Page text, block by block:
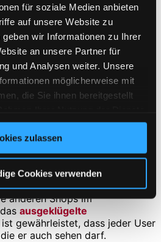
für soziale Medien anbieten
auf unsere Website zu
wir Informationen zu Ihrer
an unsere Partner für
und Analysen weiter. Unsere
möglicherweise mit
die Sie ihnen bereitgestellt
Einwilligung zu unseren
Webseite weiterhin nutzen.
zulassen
Cookies verwenden
werden muss.
an die Logistikwurde
Prozess bei neuen Produkten,
werden.
erhielten eine reduzierte
bzw. Anreicherung der
von uns Patches für die
und spielen diese
die Beschaffung löst nun,
anderen Shops im
ausgeklügelte
ist gewährleistet, dass jeder User
er auch sehen darf.